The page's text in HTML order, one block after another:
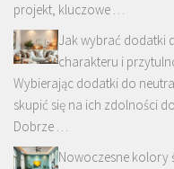
projekt, kluczowe …
Jak wybrać dodatki
charakteru i
Wybierając dodatki do
skupić się na ich zdolności
Dobrze …
Nowoczesne kolory